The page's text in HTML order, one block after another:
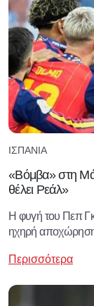
ΙΣΠΑΝΊΑ
«Βόμβα» στη
θέλει Ρεάλ»
Η φυγή του Πεπ
ηχηρή αποχώρηση
Περισσότερα